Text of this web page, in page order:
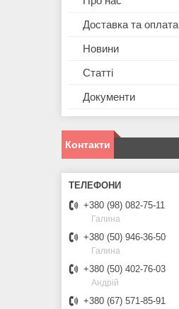
Доставка та оплата
Новини
Статті
Документи
Контакти
+380 (98) 082-75-11
Галина
+380 (50) 946-36-50
Галина
+380 (50) 402-76-03
Андрій
+380 (67) 571-85-91